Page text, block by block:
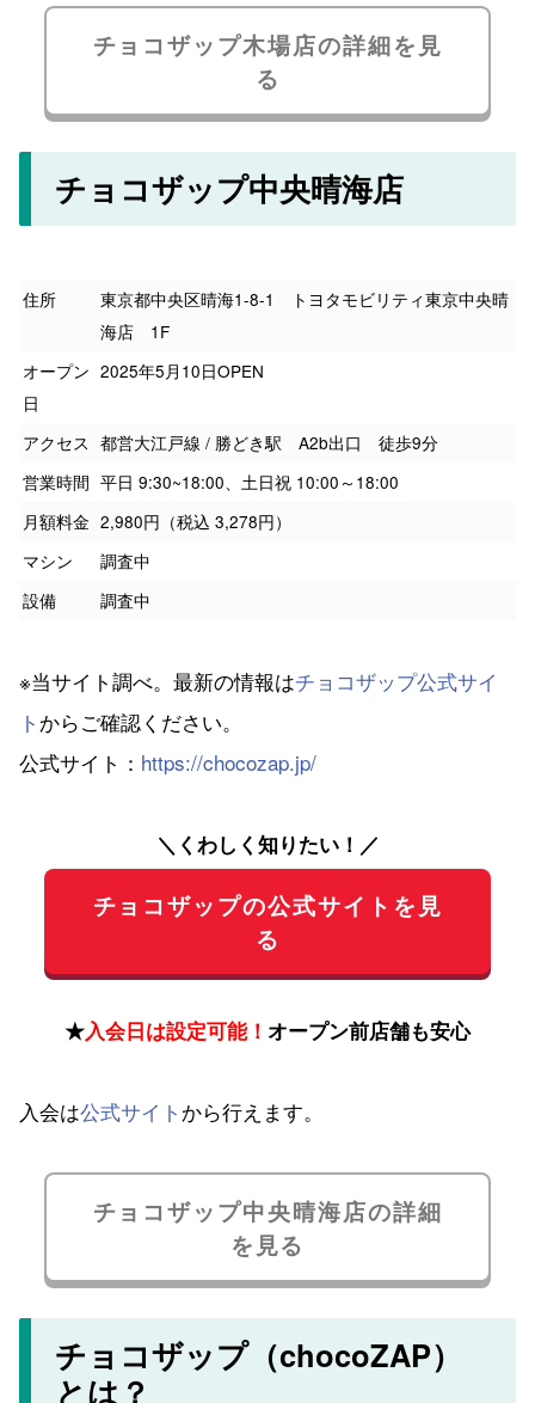
チョコザップ木場店の詳細を見
る
チョコザップ中央晴海店
住所
東京都中央区晴海1-8-1 トヨタモビリティ東京中央晴
海店 1F
オープン
日
2025年5月10日OPEN
アクセス 都営大江戸線 / 勝どき駅 A2b出口 徒歩9分
営業時間 平日 9:30~18:00、土日祝 10:00～18:00
月額料金 2,980円（税込 3,278円）
マシン
調査中
設備
調査中
※当サイト調べ。最新の情報はチョコザップ公式サイ
ト からご確認ください。
公式サイト： https://chocozap.jp/
＼くわしく知りたい！／
チョコザップの公式サイトを見
る
★入会日は設定可能！ オープン前店舗も安心
入会は公式サイト から行えます。
チョコザップ中央晴海店の詳細
を見る
チョコザップ（chocoZAP）
とは？